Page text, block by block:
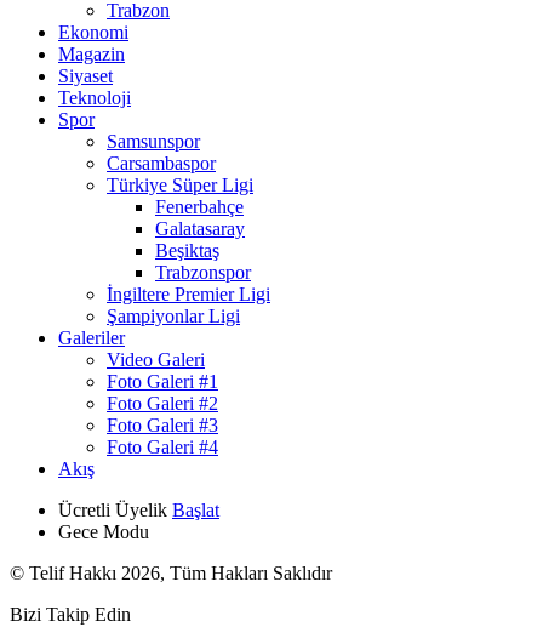
Trabzon
Ekonomi
Magazin
Siyaset
Teknoloji
Spor
Samsunspor
Carsambaspor
Türkiye Süper Ligi
Fenerbahçe
Galatasaray
Beşiktaş
Trabzonspor
İngiltere Premier Ligi
Şampiyonlar Ligi
Galeriler
Video Galeri
Foto Galeri #1
Foto Galeri #2
Foto Galeri #3
Foto Galeri #4
Akış
Ücretli Üyelik Başlat
Gece Modu
© Telif Hakkı 2026, Tüm Hakları Saklıdır
Bizi Takip Edin